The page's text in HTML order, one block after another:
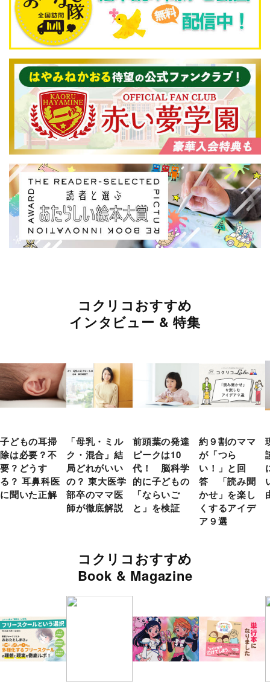
コクリコおすすめ
インタビュー & 特集
子どもの耳掃
除は必要？不
要？どうす
る？ 耳鼻科医
に聞いた正解
「母乳・ミル
ク・混合」結
局どれがいい
の？ 東大医学
部卒のママ医
師が徹底解説
前頭葉の発達
ピークは10
代！ 脳科学
的に子どもの
「ならいご
と」を検証
約９割のママ
が「つら
い！」と回
答 「読み聞
かせ」を楽し
くするアイデ
ア９選
コクリコおすすめ
Book & Magazine